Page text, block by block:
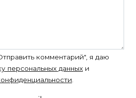
комментарий", я даю
персональных данных и